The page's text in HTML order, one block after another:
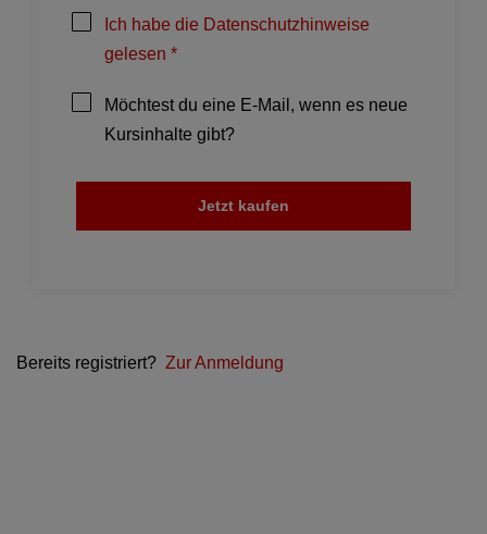
Ich habe die Datenschutzhinweise
gelesen *
Möchtest du eine E-Mail, wenn es neue
Kursinhalte gibt?
Jetzt kaufen
Bereits registriert? Zur Anmeldung